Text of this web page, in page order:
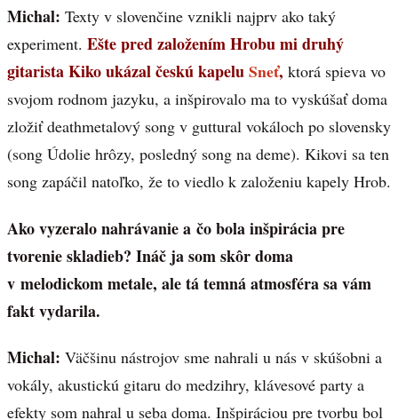
Michal: Texty v slovenčine vznikli najprv ako taký
experiment. Ešte pred založením Hrobu mi druhý
gitarista Kiko ukázal českú kapeluSneť, ktorá spieva vo
svojom rodnom jazyku, a inšpirovalo ma to vyskúšať doma
zložiť deathmetalový song v guttural vokáloch po slovensky
(song Údolie hrôzy, posledný song na deme). Kikovi sa ten
song zapáčil natoľko, že to viedlo k založeniu kapely Hrob.
Ako vyzeralo nahrávanie a čo bola inšpirácia pre
tvorenie skladieb? Ináč ja som skôr doma
v melodickom metale, ale tá temná atmosféra sa vám
fakt vydarila.
Michal: Väčšinu nástrojov sme nahrali u nás v skúšobni a
vokály, akustickú gitaru do medzihry, klávesové party a
efekty som nahral u seba doma. Inšpiráciou pre tvorbu bol